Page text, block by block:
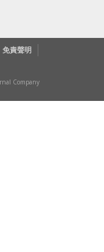
免責聲明
Company